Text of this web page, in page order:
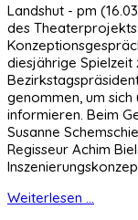
Landshut - pm
des Theaterprojekts
diesjährige Spielzeit
genommen, um
informieren. Beim
Susanne
Regisseur Achim
Weiterlesen ...